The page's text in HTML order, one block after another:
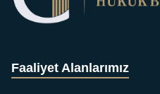
Faaliyet Alanlarımız